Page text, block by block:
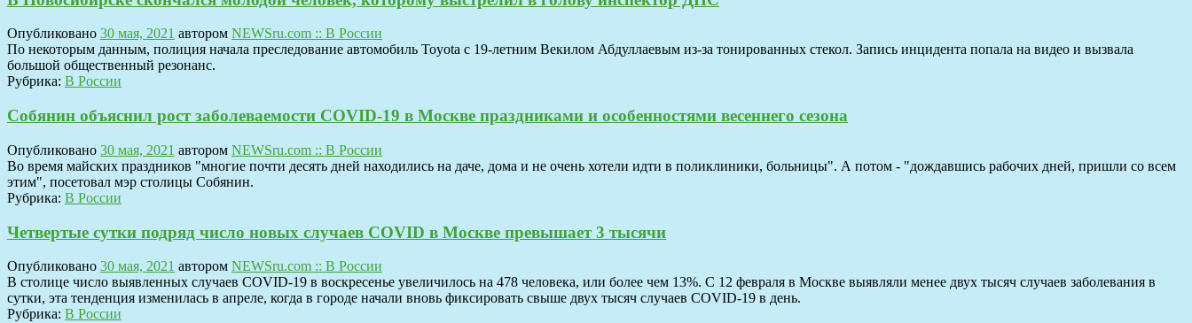
Опубликовано 30 мая, 2021 автором NEWSru.com :: В России
По некоторым данным, полиция начала преследование автомобиль Toyota с 19-летним Векилом Абдуллаевым из-за тонированных стекол. Запись инцидента попала на видео и вызвала
большой общественный резонанс.
Рубрика: В России
Собянин объяснил рост заболеваемости COVID-19 в Москве праздниками и особенностями весеннего сезона
Опубликовано 30 мая, 2021 автором NEWSru.com :: В России
Во время майских праздников "многие почти десять дней находились на даче, дома и не очень хотели идти в поликлиники, больницы". А потом - "дождавшись рабочих дней, пришли со всем
этим", посетовал мэр столицы Собянин.
Рубрика: В России
Четвертые сутки подряд число новых случаев COVID в Москве превышает 3 тысячи
Опубликовано 30 мая, 2021 автором NEWSru.com :: В России
В столице число выявленных случаев COVID-19 в воскресенье увеличилось на 478 человека, или более чем 13%. С 12 февраля в Москве выявляли менее двух тысяч случаев заболевания в
сутки, эта тенденция изменилась в апреле, когда в городе начали вновь фиксировать свыше двух тысяч случаев COVID-19 в день.
Рубрика: В России